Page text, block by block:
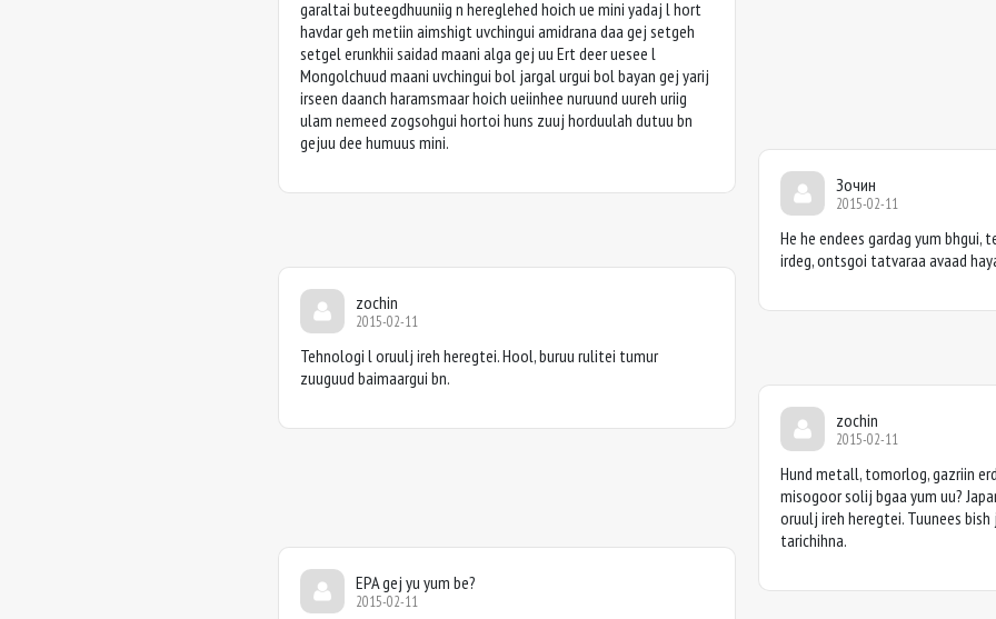
garaltai buteegdhuuniig n hereglehed hoich ue mini yadaj l hort
havdar geh metiin aimshigt uvchingui amidrana daa gej setgeh
setgel erunkhii saidad maani alga gej uu Ert deer uesee l
Mongolchuud maani uvchingui bol jargal urgui bol bayan gej yarij
irseen daanch haramsmaar hoich ueiinhee nuruund uureh uriig
ulam nemeed zogsohgui hortoi huns zuuj horduulah dutuu bn
gejuu dee humuus mini.
Зочин
2015-02-11
He he endees gardag yum bhgui,
irdeg, ontsgoi tatvaraa avaad
zochin
2015-02-11
Tehnologi l oruulj ireh heregtei. Hool, buruu rulitei tumur
zuuguud baimaargui bn.
zochin
2015-02-11
Hund metall, tomorlog, gazriin
misogoor solij bgaa yum uu?
oruulj ireh heregtei. Tuunees
tarichihna.
EPA gej yu yum be?
2015-02-11